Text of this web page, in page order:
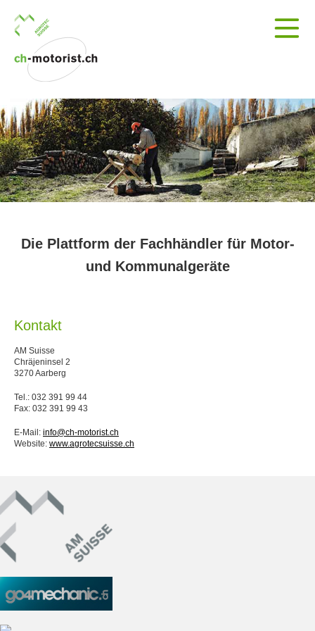
Die Plattform der Fachhändler für Motor-
und Kommunalgeräte
Kontakt
AM Suisse
Chräjeninsel 2
3270 Aarberg
Tel.: 032 391 99 44
Fax: 032 391 99 43
E-Mail: info@ch-motorist.ch
Website: www.agrotecsuisse.ch